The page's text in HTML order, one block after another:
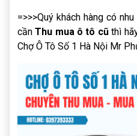
=>>>Quý khách hàng có
cầnThu mua ô tô cũthì
Chợ Ô Tô Số 1 Hà Nội Mr